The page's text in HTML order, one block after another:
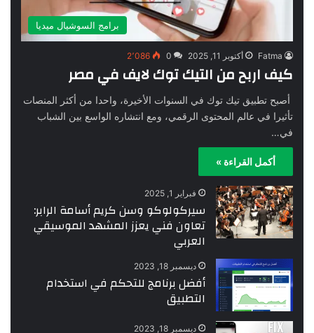
برامج السوشيال ميديا
Fatma أكتوبر 11, 2025 0 2٬086
كيف اربح من التيك توك لايف في مصر
أصبح تطبيق تيك توك في السنوات الأخيرة، واحدا من أكثر المنصات
تأثيرا في عالم المحتوى الرقمي، ومع انتشاره الواسع بين الشباب
في…
أكمل القراءة »
فبراير 1, 2025
سيركولوكو وسن كريم أسامة الرابر:
تعاون فني يعزز المشهد الموسيقي
العربي
ديسمبر 18, 2023
أفضل برنامج للتحكم في استخدام
التطبيق
ديسمبر 18, 2023